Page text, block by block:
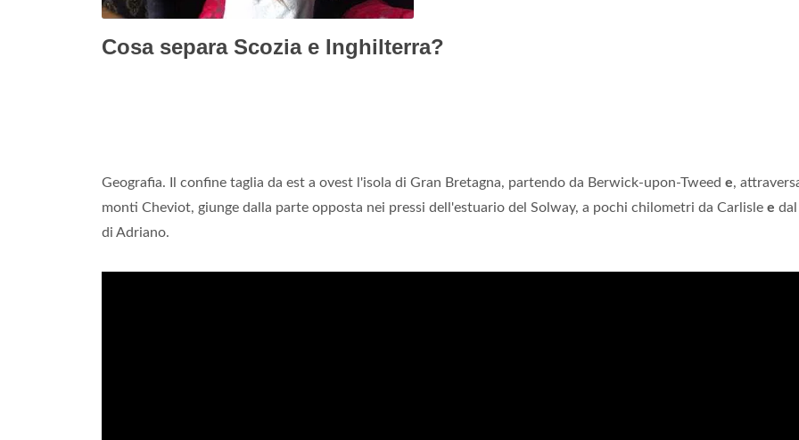
Cosa separa Scozia e Inghilterra?
Geografia. Il confine taglia da est a ovest l'isola di Gran Bretagna, partendo da Berwick-upon-Tweed e,
monti Cheviot, giunge dalla parte opposta nei pressi dell'estuario del Solway, a pochi chilometri da Carlisle e
di Adriano.